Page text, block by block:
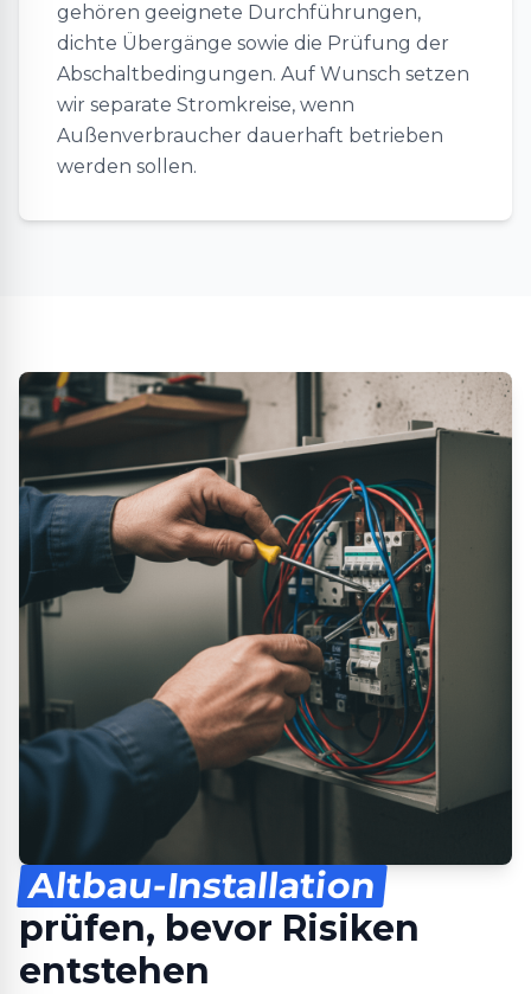
gehören geeignete Durchführungen,
dichte Übergänge sowie die Prüfung der
Abschaltbedingungen. Auf Wunsch setzen
wir separate Stromkreise, wenn
Außenverbraucher dauerhaft betrieben
werden sollen.
Altbau-Installation
prüfen, bevor Risiken
entstehen